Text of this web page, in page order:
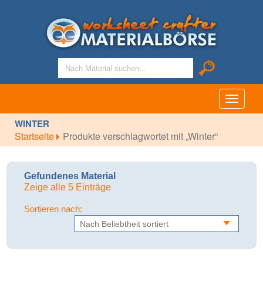
Toggle
WINTER
Startseite Produkte verschlagwortet mit „Winter“
Gefundenes Material
Zeige alle 5 Einträge
Sortieren nach: